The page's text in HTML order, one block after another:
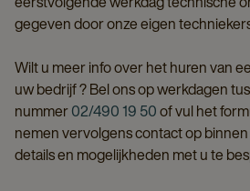
gegeven door onze eigen
Wilt u meer info over het huren van
uw bedrijf ? Bel ons op werkdagen
nummer02/490 19 50of vul het
nemen vervolgens contact op
details en mogelijkheden met u te